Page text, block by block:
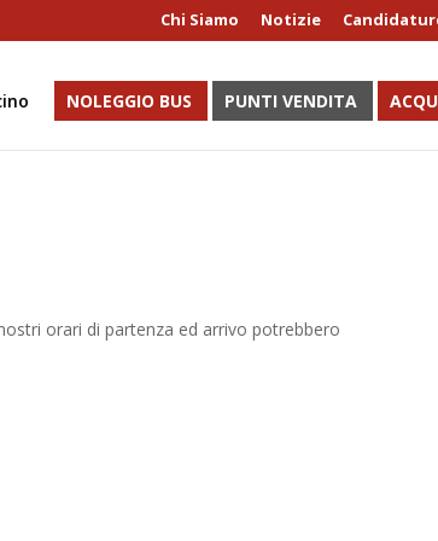
Chi Siamo Notizie
NOLEGGIO BUS PUNTI VENDITA
orari di partenza ed arrivo potrebbero